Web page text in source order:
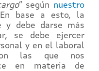
” según nuestro
base a esto, la
y debe darse más
se debe ejercer
y en el laboral
las que nos
en materia de